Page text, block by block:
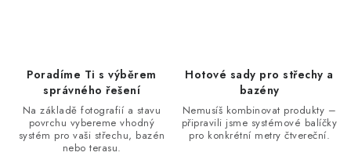
Poradíme Ti s výběrem
správného řešení
Na základě fotografií a stavu
povrchu vybereme vhodný
systém pro vaši střechu, bazén
nebo terasu.
Hotové sady pro střechy a
bazény
Nemusíš kombinovat produkty –
připravili jsme systémové balíčky
pro konkrétní metry čtvereční.